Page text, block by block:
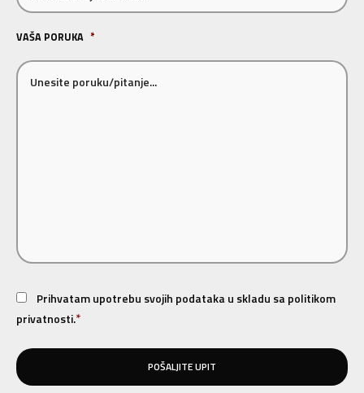
VAŠA PORUKA *
Prihvatam upotrebu svojih podataka u skladu sa politikom
privatnosti.*